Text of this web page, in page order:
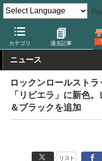
カテゴリ 過去記事
デジカメ Watch 撮影用品
ニュース
ロックンロールスト
「リビエラ」に新色
＆ブラックを追加
リスト